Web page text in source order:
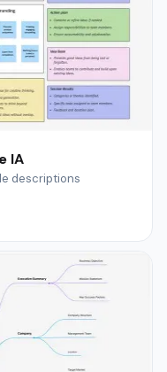
IA
descriptions